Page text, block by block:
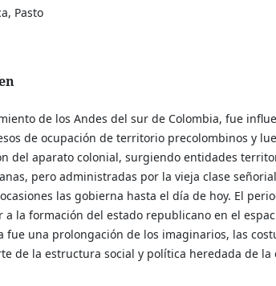
Pasto
de los Andes del sur de Colombia, fue
de ocupación de territorio precolombinos y
del aparato colonial, surgiendo entidades
pero administradas por la vieja clase
las gobierna hasta el día de hoy. El
a la formación del estado republicano en el
fue una prolongación de los imaginarios, las
de la estructura social y política heredada de la